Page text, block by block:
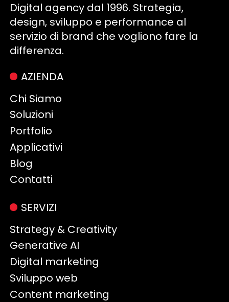
Digital agency dal 1996. Strategia,
design, sviluppo e performance al
servizio di brand che vogliono fare la
differenza.
AZIENDA
Chi Siamo
Soluzioni
Portfolio
Applicativi
Blog
Contatti
SERVIZI
Strategy & Creativity
Generative AI
Digital marketing
Sviluppo web
Content marketing